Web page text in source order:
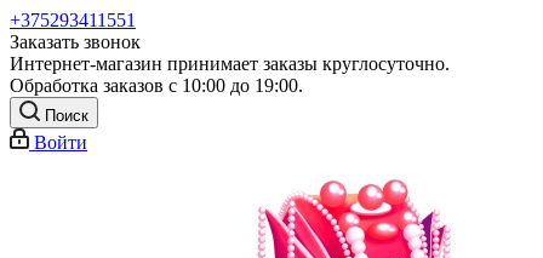
+375293411551
Заказать звонок
Интернет-магазин принимает заказы круглосуточно.
Обработка заказов с 10:00 до 19:00.
Поиск
Войти